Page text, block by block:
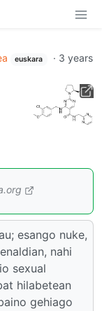
euskara · 3 years
esango nuke,
nahi
sexual
hilabetean
gehiago